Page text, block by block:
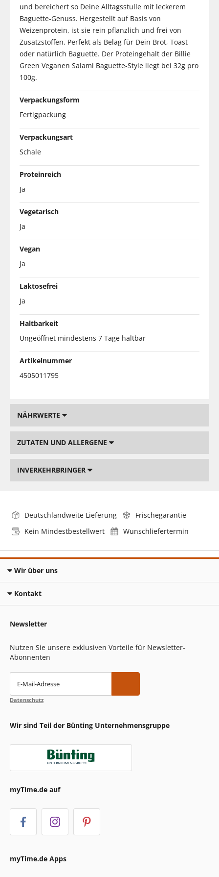
und bereichert so Deine Alltagsstulle mit leckerem
Baguette-Genuss. Hergestellt auf Basis von
Weizenprotein, ist sie rein pflanzlich und frei von
Zusatzstoffen. Perfekt als Belag für Dein Brot, Toast
oder natürlich Baguette. Der Proteingehalt der Billie
Green Veganen Salami Baguette-Style liegt bei 32g pro
100g.
Verpackungsform
Fertigpackung
Verpackungsart
Schale
Proteinreich
Ja
Vegetarisch
Ja
Vegan
Ja
Laktosefrei
Ja
Haltbarkeit
Ungeöffnet mindestens 7 Tage haltbar
Artikelnummer
4505011795
NÄHRWERTE
ZUTATEN UND ALLERGENE
INVERKEHRBRINGER
Deutschlandweite Lieferung
Frischegarantie
Kein Mindestbestellwert
Wunschliefertermin
Wir über uns
Kontakt
Newsletter
Nutzen Sie unsere exklusiven Vorteile für Newsletter-
Abonnenten
E-Mail-Adresse
Datenschutz
Wir sind Teil der Bünting Unternehmensgruppe
myTime.de auf
myTime.de Apps